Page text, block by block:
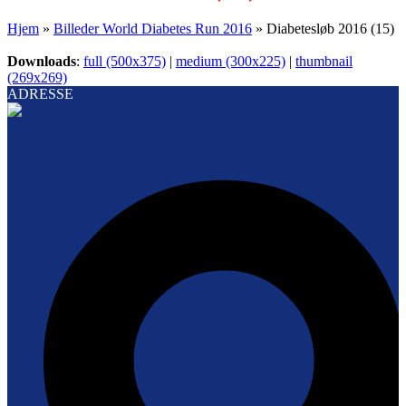
Hjem » Billeder World Diabetes Run 2016 » Diabetesløb 2016 (15)
Downloads: full (500x375) | medium (300x225) | thumbnail
(269x269)
ADRESSE